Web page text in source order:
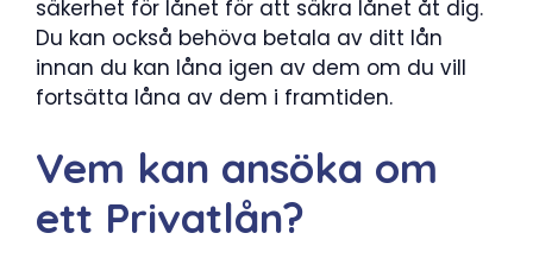
säkerhet för lånet för att säkra lånet åt dig.
Du kan också behöva betala av ditt lån
innan du kan låna igen av dem om du vill
fortsätta låna av dem i framtiden.
Vem kan ansöka om
ett Privatlån?